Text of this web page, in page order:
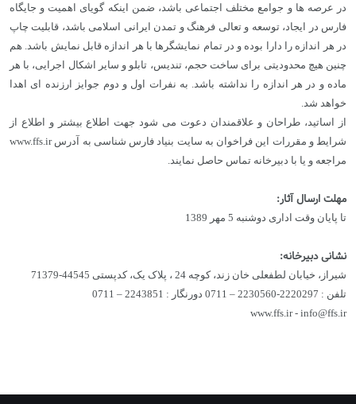
در عرصه ها و جوامع مختلف اجتماعی باشد، ضمن اینکه گویای اهمیت و جایگاه
فارس در ایجاد، توسعه و تعالی فرهنگ و تمدن ایرانی اسلامی باشد، قابلیت چاپ
در هر اندازه را دارا بوده و در تمام نمایشگرها با هر اندازه قابل نمایش باشد. هم
چنین هیچ محدودیتی برای ساخت حجم، تندیس، تابلو و سایر اشکال اجرایی، با هر
ماده و در هر اندازه را نداشته باشد. به نفرات اول و دوم جوایز ارزنده ای اهدا
خواهد شد.
از اساتید، طراحان و علاقمندان دعوت می شود جهت اطلاع بیشتر و اطلاع از
شرایط و مقررات این فراخوان به سایت بنیاد فارس شناسی به آدرس www.ffs.ir
مراجعه و یا با دبیرخانه تماس حاصل نمایند.
مهلت ارسال آثار:
تا پایان وقت اداری دوشنبه 5 مهر 1389
نشانی دبیرخانه‌:
شیراز، خیابان لطفعلی خان زند، کوچه 24 ، پلاک یک، کدپستی 44545-71379
تلفن : 2220297-2230560 – 0711 دورنگار : 2243851 – 0711
www.ffs.ir - info@ffs.ir